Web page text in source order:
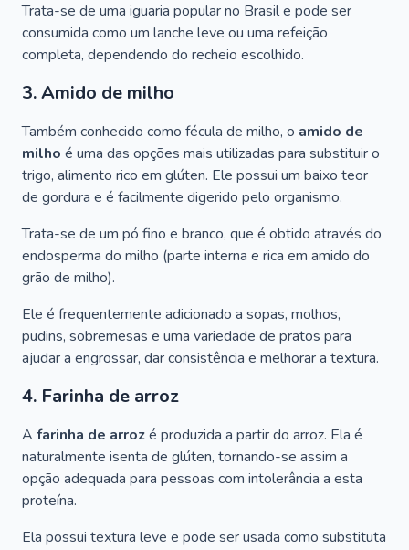
Trata-se de uma iguaria popular no Brasil e pode ser
consumida como um lanche leve ou uma refeição
completa, dependendo do recheio escolhido.
3. Amido de milho
Também conhecido como fécula de milho, o amido de
milho é uma das opções mais utilizadas para substituir o
trigo, alimento rico em glúten. Ele possui um baixo teor
de gordura e é facilmente digerido pelo organismo.
Trata-se de um pó fino e branco, que é obtido através do
endosperma do milho (parte interna e rica em amido do
grão de milho).
Ele é frequentemente adicionado a sopas, molhos,
pudins, sobremesas e uma variedade de pratos para
ajudar a engrossar, dar consistência e melhorar a textura.
4. Farinha de arroz
A farinha de arrozé produzida a partir do arroz. Ela é
naturalmente isenta de glúten, tornando-se assim a
opção adequada para pessoas com intolerância a esta
proteína.
Ela possui textura leve e pode ser usada como substituta